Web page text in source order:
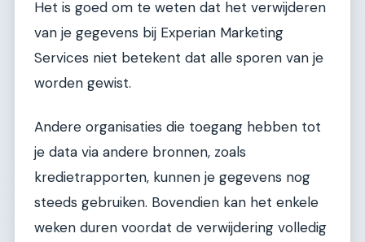
Het is goed om te weten dat het verwijderen
van je gegevens bij Experian Marketing
Services niet betekent dat alle sporen van je
worden gewist.
Andere organisaties die toegang hebben tot
je data via andere bronnen, zoals
kredietrapporten, kunnen je gegevens nog
steeds gebruiken. Bovendien kan het enkele
weken duren voordat de verwijdering volledig